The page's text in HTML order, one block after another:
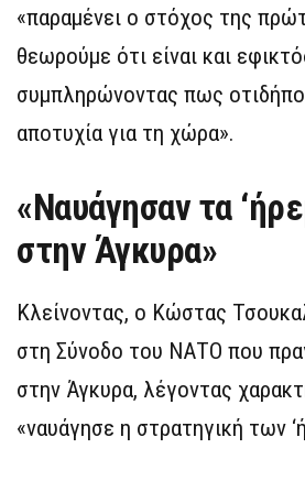
«παραμένει ο στόχος της
θεωρούμε ότι είναι και
συμπληρώνοντας πως
αποτυχία για τη χώρα».
«Ναυάγησαν τα
στην Άγκυρα»
Κλείνοντας, ο Κώστας
στη Σύνοδο του ΝΑΤΟ που
στην Άγκυρα, λέγοντας
«ναυάγησε η στρατηγική των